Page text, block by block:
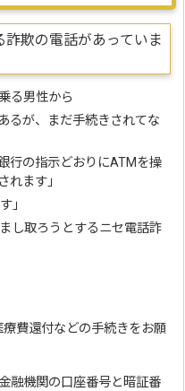
欺の電話があっていま
る男性から
るが、まだ手続きされてな
行の指示どおりにATMを操
れます」
」
し取ろうとするニセ電話詐
費還付などの手続きをお願
融機関の口座番号と暗証番